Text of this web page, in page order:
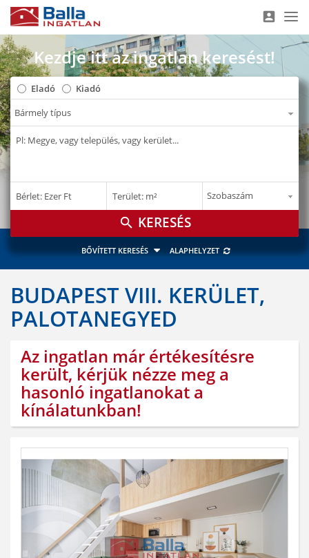
account_box
Kezdje itt az ingatlan keresést!
Eladó Kiadó
–
Bérlet: Ezer Ft –
Terület: m²
search
BŐVÍTETT KERESÉS ALAPHELYZET
BUDAPEST VIII. KERÜLET,
PALOTANEGYED
Az ingatlan már értékesítésre
került, kérjük nézze meg a
hasonló ingatlanokat a
kínálatunkban!